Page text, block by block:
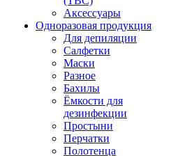
Аксессуары
Одноразовая продукция
Для депиляции
Салфетки
Маски
Разное
Бахилы
Ёмкости для
дезинфекции
Простыни
Перчатки
Полотенца